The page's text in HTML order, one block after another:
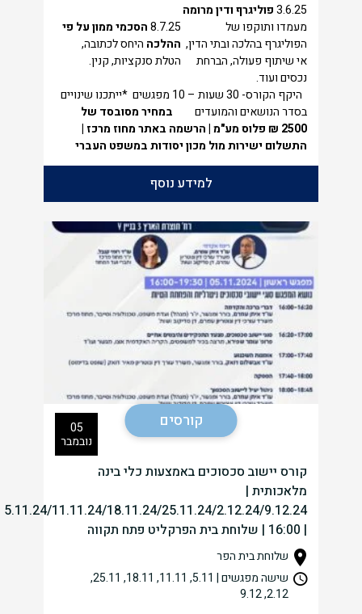
3.6.25פוליגרף ודין מרומה
מעמדו ותוקפו של
הפוליגרף בהלכה ובתי הדין,
אי שיתוף פעולה, הברחת
‏נכסים ועוד.
8.7.25הסכמי ממון על פי
ההלכה ‏היחס לכתובה,
הטלת סנקציות, ‏קנין. ‏
‏היקף הקורס- 30 שעות – 10 מפגשים ‏ ‏*ייתכנו שינויים
בסדר הנושאים והמועדים
במחיר מסובסד של
2500 ₪ פלוס מע"מ | הרשמה באתר מחוז מרכז |
התשלום ישירות מול מכון יסודות במשפט העברי
למידע נוסף
קורסים
05
נובמבר
קורס יישוב סכסוכים באמצעות כלי בינה
מלאכותית |
5.11.24/11.11.24/18.11.24/25.11.24/2.12.24/9.12.24
| 16:00 | שלוחת בית הפרקליט פתח תקווה
שלוחת בית הפר
שישה מפגשים | 5.11, 11.11, 18.11, 25.11,
2.12, 9.12